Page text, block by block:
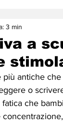
Parola ai lettori
agosto23
maggio24
a
3 min
antiche che
o
che